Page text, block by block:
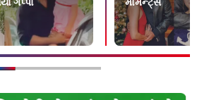
ગપ્પાં
મોમેન્ટ્સ